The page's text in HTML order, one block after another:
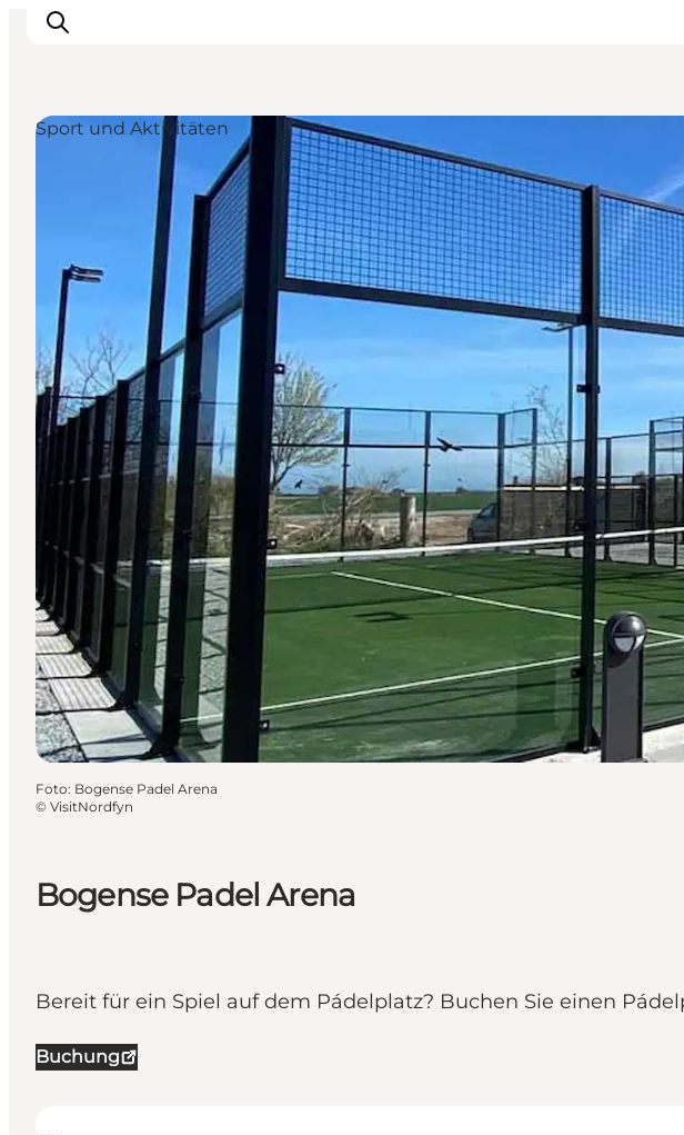
Eventkalender
Essen und Trinken
Unterkünfte
Erlebnisbuchung
Für Kinder
Bogense Padel Arena
Bereit für ein Spiel auf dem Pádelplatz? Buchen Sie einen
Buchung
Sport und Aktivitäten
Foto: Bogense Padel Arena
© VisitNordfyn